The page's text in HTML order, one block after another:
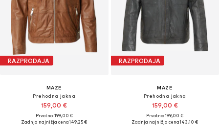
RAZPRODAJA
MAZE
Prehodna jakna
159,00 €
Prvotno: 199,00 €
Zadnja najnižja cena149,25 €
RAZPRODAJA
MAZE
Prehodna jakna
159,00 €
Prvotno: 199,00 €
Zadnja najnižja cena143,10 €